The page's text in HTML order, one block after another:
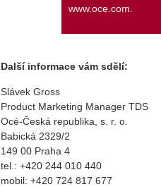
www.oce.com.
Další informace vám sdělí:
Slávek Gross
Product Marketing Manager TDS
Océ-Česká republika, s. r. o.
Babická 2329/2
149 00 Praha 4
tel.: +420 244 010 440
mobil: +420 724 817 677